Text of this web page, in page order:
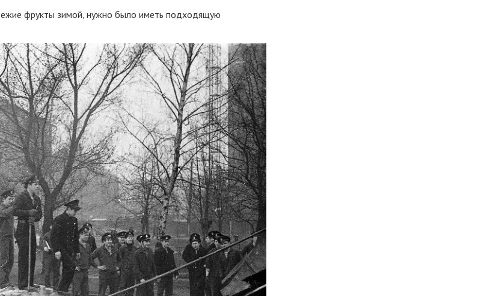
фрукты зимой, нужно было иметь подходящую